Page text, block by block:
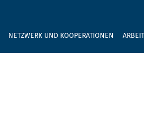
NETZWERK UND KOOPERATIONEN
GEBEN SIE